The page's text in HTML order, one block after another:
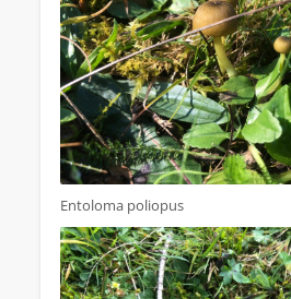
Entoloma poliopus